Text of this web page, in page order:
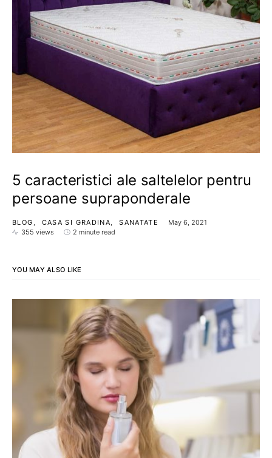
5 caracteristici ale saltelelor pentru
persoane supraponderale
BLOG CASA SI GRADINA SANATATE
May 6, 2021
355 views
2 minute read
YOU MAY ALSO LIKE